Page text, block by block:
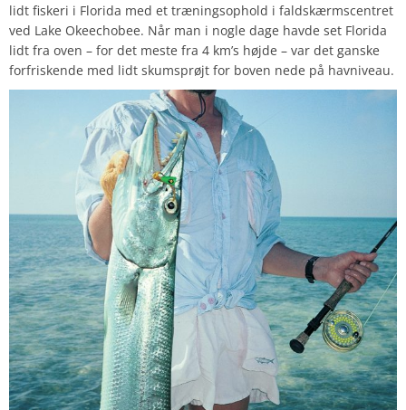
lidt fiskeri i Florida med et træningsophold i faldskærmscentret
ved Lake Okeechobee. Når man i nogle dage havde set Florida
lidt fra oven – for det meste fra 4 km’s højde – var det ganske
forfriskende med lidt skumsprøjt for boven nede på havniveau.